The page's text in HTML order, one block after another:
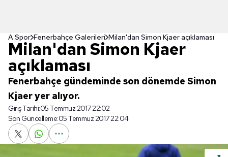
A Spor Fenerbahçe Galerileri Milan'dan Simon Kjaer açıklaması
Milan'dan Simon Kjaer
açıklaması
Fenerbahçe gündeminde son dönemde Simon
Kjaer yer alıyor.
Giriş Tarihi:05 Temmuz 2017 22:02
Son Güncelleme:05 Temmuz 2017 22:04